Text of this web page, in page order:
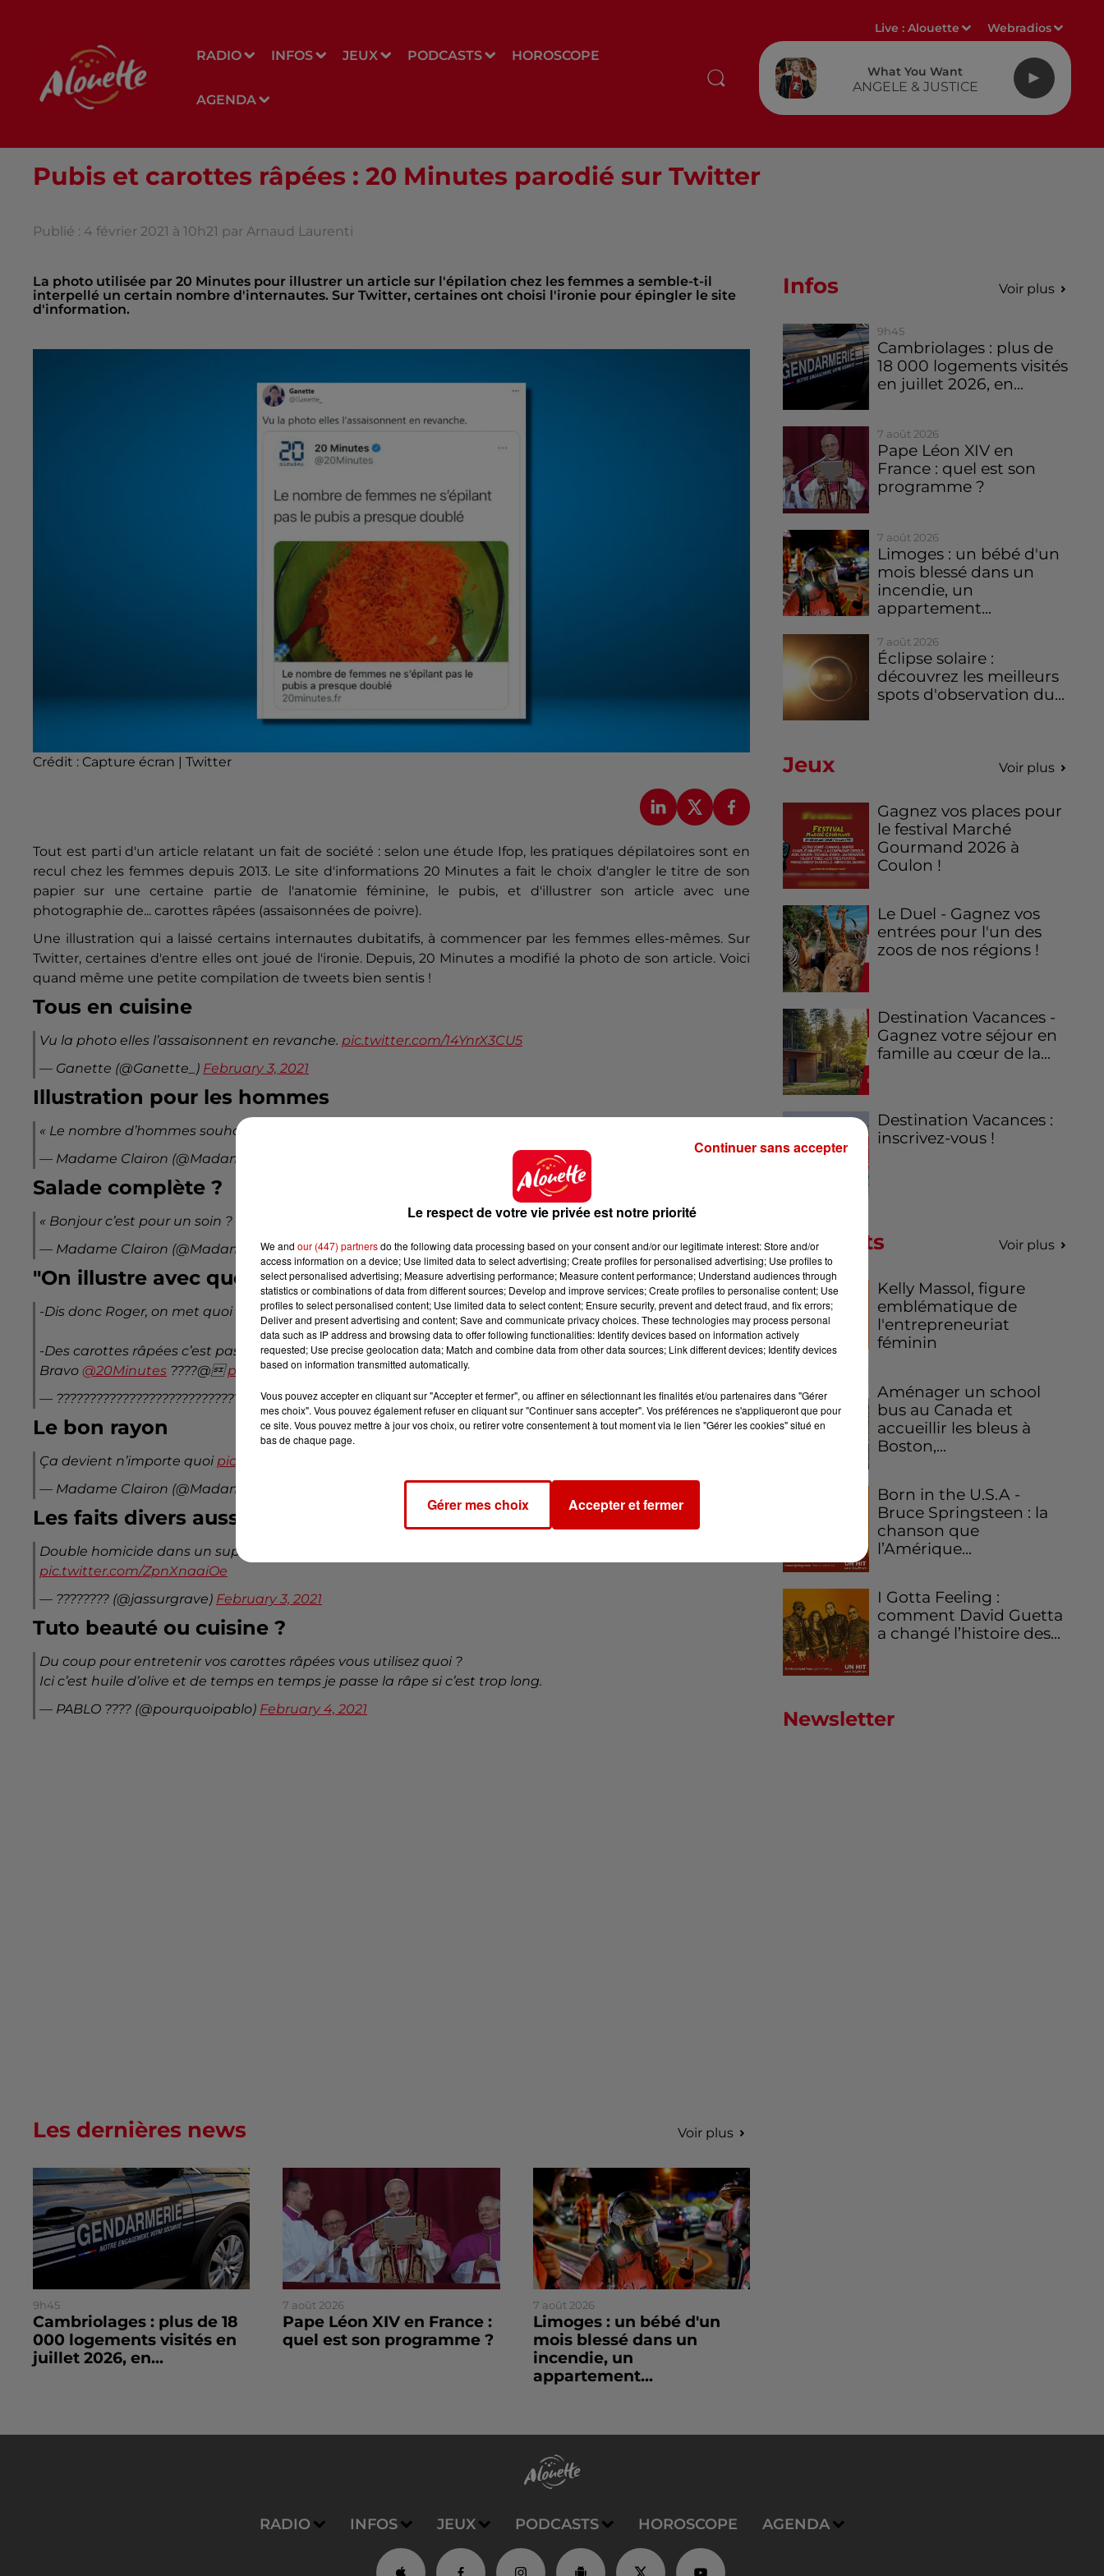
RADIO INFOS JEUX PODCASTS HOROSCOPE
AGENDA
Live :Alouette Webradios
What You Want
ANGELE & JUSTICE
Pubis et carottes râpées : 20 Minutes parodié sur Twitter
Publié : 4 février 2021 à 10h21 par Arnaud Laurenti
La photo utilisée par 20 Minutes pour illustrer un article sur l'épilation chez les femmes a semble-t-il
interpellé un certain nombre d'internautes. Sur Twitter, certaines ont choisi l'ironie pour épingler le site
d'information.
Crédit : Capture écran | Twitter
Tout est parti d'un article relatant un fait de société : selon une étude Ifop, les pratiques dépilatoires sont en
recul chez les femmes depuis 2013. Le site d'informations 20 Minutes a fait le choix d'angler le titre de son
papier sur une certaine partie de l'anatomie féminine, le pubis, et d'illustrer son article avec une
photographie de... carottes râpées (assaisonnées de poivre).
Une illustration qui a laissé certains internautes dubitatifs, à commencer par les femmes elles-mêmes. Sur
Twitter, certaines d'entre elles ont joué de l'ironie. Depuis, 20 Minutes a modifié la photo de son article. Voici
quand même une petite compilation de tweets bien sentis !
Tous en cuisine
Vu la photo elles l’assaisonnent en revanche. pic.twitter.com/14YnrX3CU5
— Ganette (@Ganette_) February 3, 2021
Illustration pour les hommes
« Le nombre d’hommes souhaitant faire une vasectomie a presque doublé »
— Madame Clairon (@Madame_Clairon)
Salade complète ?
« Bonjour c’est pour un soin ? »
pic.twitter.com/TldsPqpwSq
— Madame Clairon (@Madame_Clairon) February 3, 2021
"On illustre avec quoi Roger ?"
-Dis donc Roger, on met quoi comme photo pour l’article sur les filles qui ne s’épilent plus le maillot?
-Des carottes râpées c’est pas mal non?
Bravo @20Minutes ????‍@pic.twitter.com/xTWmlwbCwP
— ???????????????????????????? ???????????????????????????????? (@a2linefrancois)February 3, 2021
Le bon rayon
Ça devient n’importe quoi pic.twitter.com/TIlNtHrw33
— Madame Clairon (@Madame_Clairon)
February 3, 2021
Les faits divers aussi
Double homicide dans un supermarché a Lille, l'auteur du crime se tire une balle au visage après les faits
pic.twitter.com/ZpnXnaaiOe
— ???????? (@jassurgrave) February 3, 2021
Tuto beauté ou cuisine ?
Du coup pour entretenir vos carottes râpées vous utilisez quoi ?
Ici c’est huile d’olive et de temps en temps je passe la râpe si c’est trop long.
— PABLO ???? (@pourquoipablo) February 4, 2021
Infos Voir plus
9h45
Cambriolages : plus de
18 000 logements visités
en juillet 2026, en...
7 août 2026
Pape Léon XIV en
France : quel est son
programme ?
7 août 2026
Limoges : un bébé d'un
mois blessé dans un
incendie, un
appartement...
7 août 2026
Éclipse solaire :
découvrez les meilleurs
spots d'observation du...
Jeux Voir plus
Gagnez vos places pour
le festival Marché
Gourmand 2026 à
Coulon !
Le Duel - Gagnez vos
entrées pour l'un des
zoos de nos régions !
Destination Vacances -
Gagnez votre séjour en
famille au cœur de la...
Destination Vacances :
inscrivez-vous !
Podcasts Voir plus
Kelly Massol, figure
emblématique de
l'entrepreneuriat
féminin
Aménager un school
bus au Canada et
accueillir les bleus à
Boston,...
Born in the U.S.A -
Bruce Springsteen : la
chanson que
l’Amérique...
I Gotta Feeling :
comment David Guetta
a changé l’histoire des...
Newsletter
Les dernières news Voir plus
9h45
Cambriolages : plus de 18
000 logements visités en
juillet 2026, en...
7 août 2026
Pape Léon XIV en France :
quel est son programme ?
7 août 2026
Limoges : un bébé d'un
mois blessé dans un
incendie, un
appartement...
RADIO INFOS JEUX PODCASTS HOROSCOPE AGENDA
Le respect de votre vie privée est notre priorité
We and our (447) partnersdo the following data processing based on your consent and/or our legitimate interest: Store and/or
access information on a device; Use limited data to select advertising; Create profiles for personalised advertising; Use profiles to
select personalised advertising; Measure advertising performance; Measure content performance; Understand audiences through
statistics or combinations of data from different sources; Develop and improve services; Create profiles to personalise content; Use
profiles to select personalised content; Use limited data to select content; Ensure security, prevent and detect fraud, and fix errors;
Deliver and present advertising and content; Save and communicate privacy choices. These technologies may process personal
data such as IP address and browsing data to offer following functionalities: Identify devices based on information actively
requested; Use precise geolocation data; Match and combine data from other data sources; Link different devices; Identify devices
based on information transmitted automatically.
Vous pouvez accepter en cliquant sur "Accepter et fermer", ou affiner en sélectionnant les finalités et/ou partenaires dans "Gérer
mes choix". Vous pouvez également refuser en cliquant sur "Continuer sans accepter". Vos préférences ne s'appliqueront que pour
ce site. Vous pouvez mettre à jour vos choix, ou retirer votre consentement à tout moment via le lien "Gérer les cookies" situé en
bas de chaque page.
Gérer mes choix Accepter et fermer
Continuer sans accepter